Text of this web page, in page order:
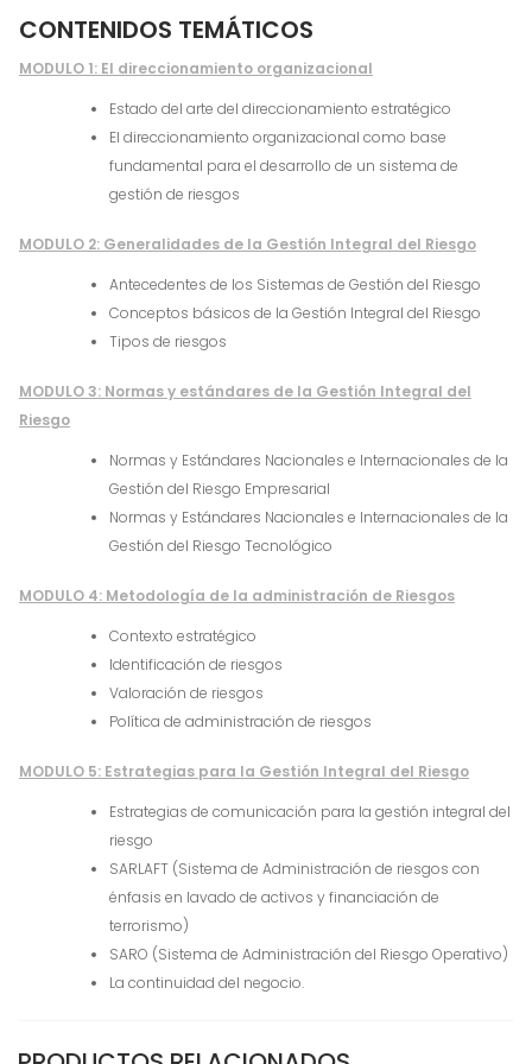
CONTENIDOS TEMÁTICOS
MODULO 1: El direccionamiento organizacional
Estado del arte del direccionamiento estratégico
El direccionamiento organizacional como base
fundamental para el desarrollo de un sistema de
gestión de riesgos
MODULO 2: Generalidades de la Gestión Integral del Riesgo
Antecedentes de los Sistemas de Gestión del Riesgo
Conceptos básicos de la Gestión Integral del Riesgo
Tipos de riesgos
MODULO 3: Normas y estándares de la Gestión Integral del
Riesgo
Normas y Estándares Nacionales e Internacionales de la
Gestión del Riesgo Empresarial
Normas y Estándares Nacionales e Internacionales de la
Gestión del Riesgo Tecnológico
MODULO 4: Metodología de la administración de Riesgos
Contexto estratégico
Identificación de riesgos
Valoración de riesgos
Política de administración de riesgos
MODULO 5: Estrategias para la Gestión Integral del Riesgo
Estrategias de comunicación para la gestión integral del
riesgo
SARLAFT (Sistema de Administración de riesgos con
énfasis en lavado de activos y financiación de
terrorismo)
SARO (Sistema de Administración del Riesgo Operativo)
La continuidad del negocio.